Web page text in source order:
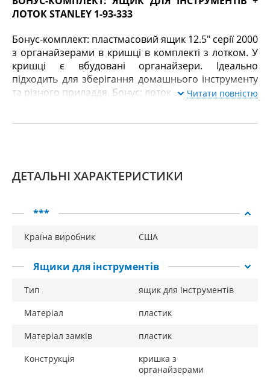
ЛОТОК STANLEY 1-93-333
Бонус-комплект: пластмасовий ящик 12.5" серії 2000
з органайзерами в кришці в комплекті з лотком. У
кришці є вбудовані органайзери. Ідеально
підходить для зберігання домашнього інструменту
та різного приладдя. Бонус: лоток
Читати повністю
ДЕТАЛЬНІ ХАРАКТЕРИСТИКИ
***
Країна виробник США
Ящики для інструментів
Тип
ящик для інструментів
Матеріал
пластик
Матеріал замків
пластик
Конструкція
кришка з
органайзерами